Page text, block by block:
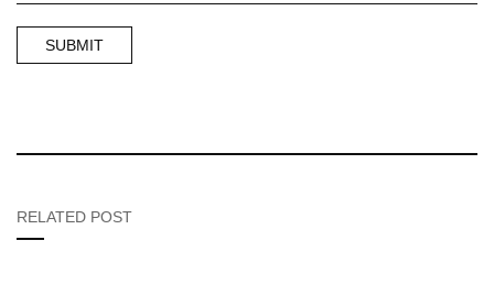
RELATED POST